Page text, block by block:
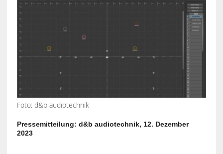
Foto: d&b audiotechnik
Pressemitteilung: d&b audiotechnik, 12. Dezember
2023